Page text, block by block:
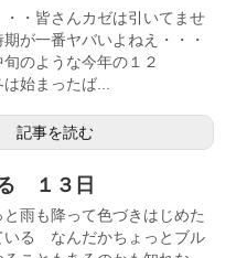
・・皆さんカゼは引いてませ
が一番ヤバいよねえ・・・
のような今年の１２
始まったば...
記事を読む
１３日
雨も降って色づきはじめた
いる なんだかちょっとブル